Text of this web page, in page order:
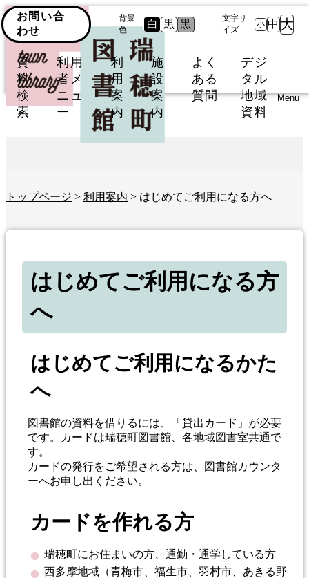
お問い合
わせ
背景
色
白 黒 黒
文字サ
イズ
小 中 大
資
料
検
索
利用
者メ
ニュ
ー
利
用
案
内
施
設
案
内
よく
ある
質問
デジ
タル
地域
資料
Menu
トップページ > 利用案内 > はじめてご利用になる方へ
はじめてご利用になる方
へ
はじめてご利用になるかた
へ
図書館の資料を借りるには、「貸出カード」が必要
です。カードは瑞穂町図書館、各地域図書室共通で
す。
カードの発行をご希望される方は、図書館カウンタ
ーへお申し出ください。
カードを作れる方
瑞穂町にお住まいの方、通勤・通学している方
西多摩地域（青梅市、福生市、羽村市、あきる野